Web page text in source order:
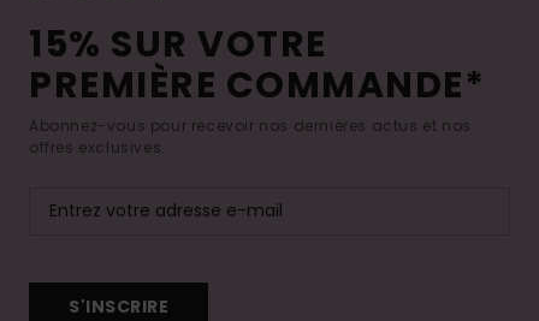
15% SUR VOTRE
PREMIÈRE COMMANDE*
Abonnez-vous pour recevoir nos dernières actus et nos
offres exclusives.
S'INSCRIRE